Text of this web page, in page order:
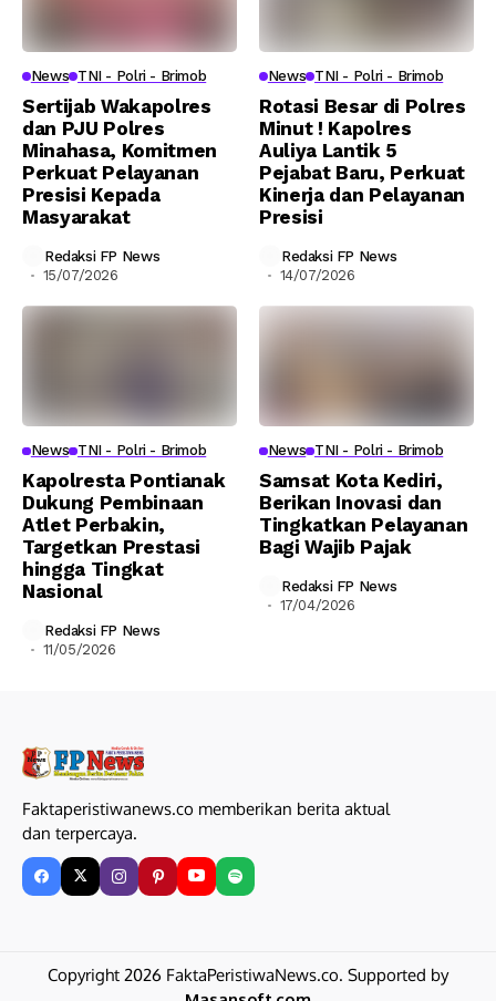
News TNI - Polri - Brimob
Sertijab Wakapolres
dan PJU Polres
Minahasa, Komitmen
Perkuat Pelayanan
Presisi Kepada
Masyarakat
Redaksi FP News
15/07/2026
News TNI - Polri - Brimob
Rotasi Besar di Polres
Minut ! Kapolres
Auliya Lantik 5
Pejabat Baru, Perkuat
Kinerja dan Pelayanan
Presisi
Redaksi FP News
14/07/2026
News TNI - Polri - Brimob
Kapolresta Pontianak
Dukung Pembinaan
Atlet Perbakin,
Targetkan Prestasi
hingga Tingkat
Nasional
Redaksi FP News
11/05/2026
News TNI - Polri - Brimob
Samsat Kota Kediri,
Berikan Inovasi dan
Tingkatkan Pelayanan
Bagi Wajib Pajak
Redaksi FP News
17/04/2026
Faktaperistiwanews.co memberikan berita aktual
dan terpercaya.
Copyright 2026 FaktaPeristiwaNews.co. Supported by